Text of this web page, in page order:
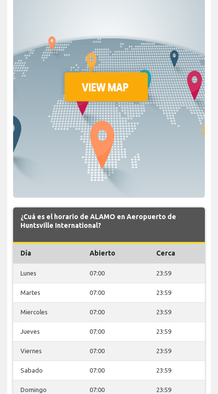
¿Cuá es el horario de ALAMO en Aeropuerto de
Huntsville International?
Día Abierto Cerca
Lunes 07:00 23:59
Martes 07:00 23:59
Miercoles 07:00 23:59
Jueves 07:00 23:59
Viernes 07:00 23:59
Sabado 07:00 23:59
Domingo 07:00 23:59